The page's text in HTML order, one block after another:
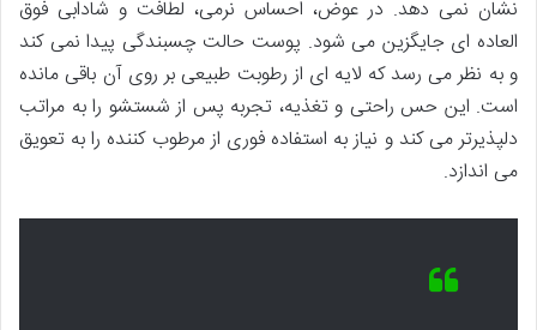
نشان نمی دهد. در عوض، احساس نرمی، لطافت و شادابی فوق
العاده ای جایگزین می شود. پوست حالت چسبندگی پیدا نمی کند
و به نظر می رسد که لایه ای از رطوبت طبیعی بر روی آن باقی مانده
است. این حس راحتی و تغذیه، تجربه پس از شستشو را به مراتب
دلپذیرتر می کند و نیاز به استفاده فوری از مرطوب کننده را به تعویق
می اندازد.